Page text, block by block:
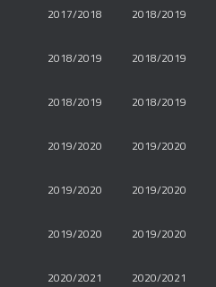
2017/2018 2018/2019
2018/2019 2018/2019
2018/2019 2018/2019
2019/2020 2019/2020
2019/2020 2019/2020
2019/2020 2019/2020
2020/2021 2020/2021